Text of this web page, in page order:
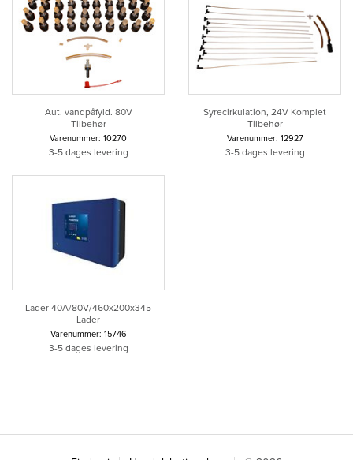
Aut. vandpåfyld. 80V
Tilbehør
Varenummer: 10270
3-5 dages levering
Syrecirkulation, 24V Komplet
Tilbehør
Varenummer: 12927
3-5 dages levering
Lader 40A/80V/460x200x345
Lader
Varenummer: 15746
3-5 dages levering